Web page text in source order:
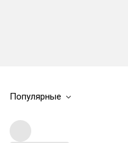
Популярные